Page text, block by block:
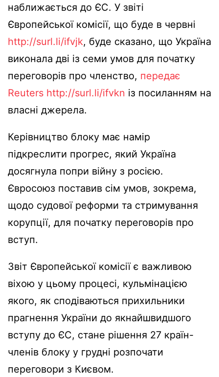
наближається до ЄС. У звіті
Європейської комісії, що буде в червні
http://surl.li/ifvjk, буде сказано, що Україна
виконала дві із семи умов для початку
переговорів про членство, передає
Reuters http://surl.li/ifvkn із посиланням на
власні джерела.
Керівництво блоку має намір
підкреслити прогрес, який Україна
досягнула попри війну з росією.
Євросоюз поставив сім умов, зокрема,
щодо судової реформи та стримування
корупції, для початку переговорів про
вступ.
Звіт Європейської комісії є важливою
віхою у цьому процесі, кульмінацією
якого, як сподіваються прихильники
прагнення України до якнайшвидшого
вступу до ЄС, стане рішення 27 країн-
членів блоку у грудні розпочати
переговори з Києвом.